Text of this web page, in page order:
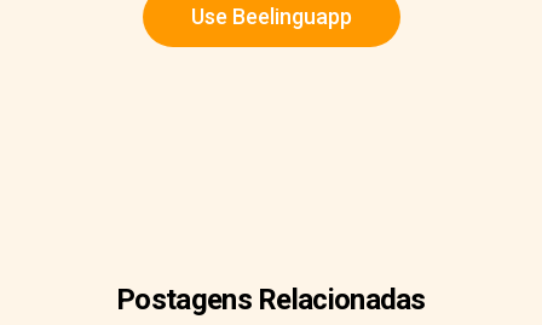
Use Beelinguapp
Postagens Relacionadas